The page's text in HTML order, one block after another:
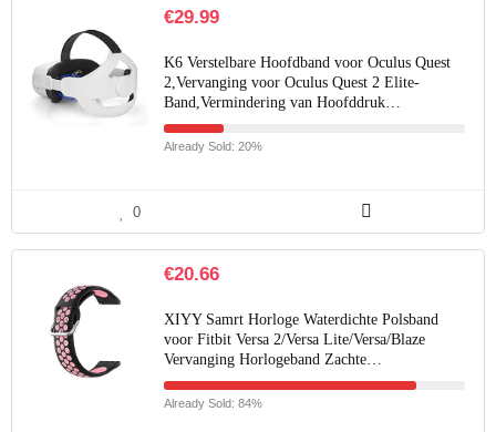
€29.99
K6 Verstelbare Hoofdband voor Oculus Quest
2,Vervanging voor Oculus Quest 2 Elite-
Band,Vermindering van Hoofddruk…
Already Sold: 20%
0
€20.66
XIYY Samrt Horloge Waterdichte Polsband
voor Fitbit Versa 2/Versa Lite/Versa/Blaze
Vervanging Horlogeband Zachte…
Already Sold: 84%